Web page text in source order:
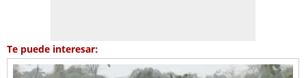
Te puede interesar: